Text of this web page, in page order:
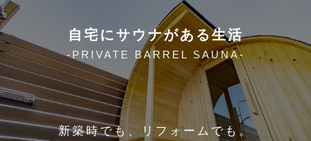
自宅にサウナがある生活
-PRIVATE BARREL SAUNA-
新築時でも、リフォームでも。